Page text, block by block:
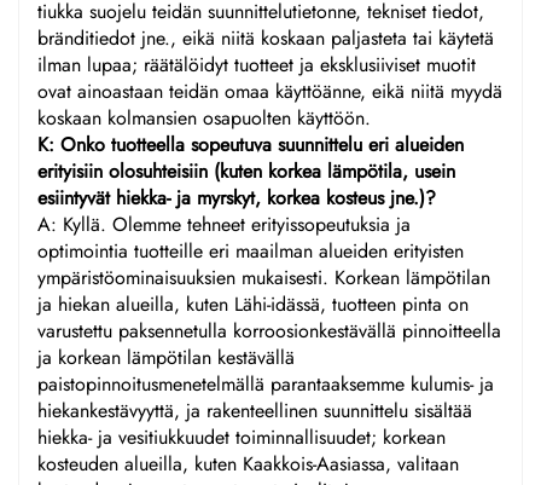
tiukka suojelu teidän suunnittelutietonne, tekniset tiedot,
bränditiedot jne., eikä niitä koskaan paljasteta tai käytetä
ilman lupaa; räätälöidyt tuotteet ja eksklusiiviset muotit
ovat ainoastaan teidän omaa käyttöänne, eikä niitä myydä
koskaan kolmansien osapuolten käyttöön.
K: Onko tuotteella sopeutuva suunnittelu eri alueiden
erityisiin olosuhteisiin (kuten korkea lämpötila, usein
esiintyvät hiekka- ja myrskyt, korkea kosteus jne.)?
A: Kyllä. Olemme tehneet erityissopeutuksia ja
optimointia tuotteille eri maailman alueiden erityisten
ympäristöominaisuuksien mukaisesti. Korkean lämpötilan
ja hiekan alueilla, kuten Lähi-idässä, tuotteen pinta on
varustettu paksennetulla korroosionkestävällä pinnoitteella
ja korkean lämpötilan kestävällä
paistopinnoitusmenetelmällä parantaaksemme kulumis- ja
hiekankestävyyttä, ja rakenteellinen suunnittelu sisältää
hiekka- ja vesitiukkuudet toiminnallisuudet; korkean
kosteuden alueilla, kuten Kaakkois-Aasiassa, valitaan